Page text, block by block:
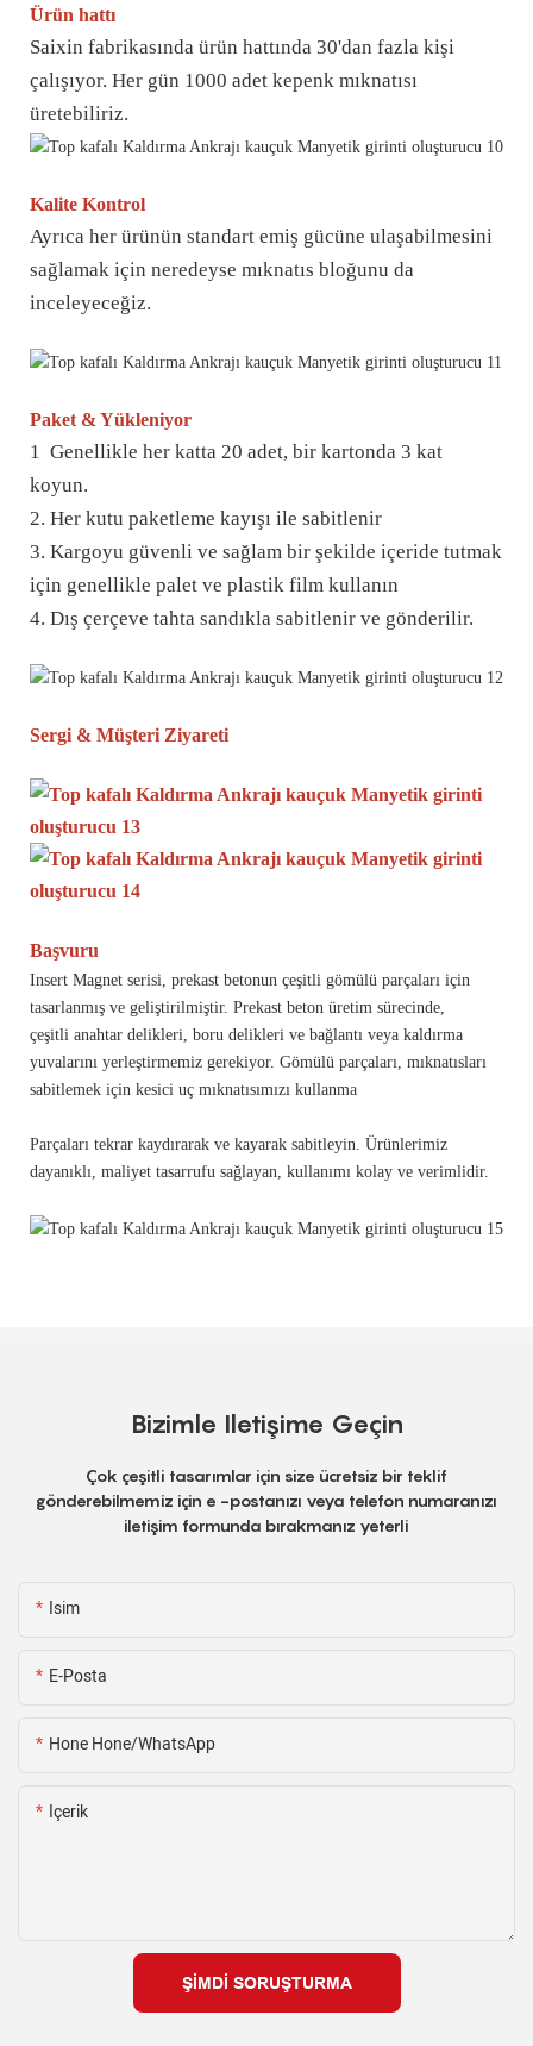
Ürün hattı
Saixin fabrikasında ürün hattında 30'dan fazla kişi
çalışıyor. Her gün 1000 adet kepenk mıknatısı
üretebiliriz.
Kalite Kontrol
Ayrıca her ürünün standart emiş gücüne ulaşabilmesini
sağlamak için neredeyse mıknatıs bloğunu da
inceleyeceğiz.
Paket & Yükleniyor
1 Genellikle her katta 20 adet, bir kartonda 3 kat
koyun.
2. Her kutu paketleme kayışı ile sabitlenir
3. Kargoyu güvenli ve sağlam bir şekilde içeride tutmak
için genellikle palet ve plastik film kullanın
4. Dış çerçeve tahta sandıkla sabitlenir ve gönderilir.
Sergi & Müşteri Ziyareti
Başvuru
Insert Magnet serisi, prekast betonun çeşitli gömülü parçaları için
tasarlanmış ve geliştirilmiştir. Prekast beton üretim sürecinde,
çeşitli anahtar delikleri, boru delikleri ve bağlantı veya kaldırma
yuvalarını yerleştirmemiz gerekiyor. Gömülü parçaları, mıknatısları
sabitlemek için kesici uç mıknatısımızı kullanma
Parçaları tekrar kaydırarak ve kayarak sabitleyin. Ürünlerimiz
dayanıklı, maliyet tasarrufu sağlayan, kullanımı kolay ve verimlidir.
Bizimle Iletişime Geçin
Çok çeşitli tasarımlar için size ücretsiz bir teklif
gönderebilmemiz için e -postanızı veya telefon numaranızı
iletişim formunda bırakmanız yeterli
Isim
E-Posta
Hone Hone/WhatsApp
Içerik
ŞIMDI SORUŞTURMA